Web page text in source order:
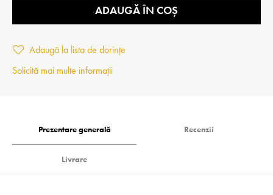
ADAUGĂ ÎN COȘ
Adaugă la lista de dorințe
Solicită mai multe informații
Prezentare generală Recenzii
Livrare